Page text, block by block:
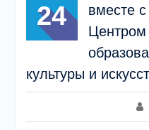
24
вместе
Центром
культуры и